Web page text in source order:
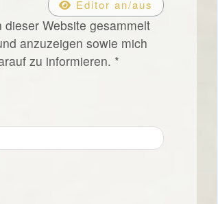
Editor an/aus
Website gesammelt
anzuzeigen sowie mich
zu informieren. *